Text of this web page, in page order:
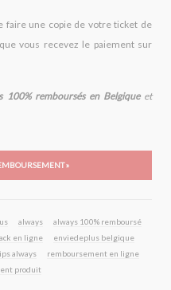
faire une copie de votre ticket de
vous recevez le paiement sur
100% remboursés en Belgiqueet
»
always
always 100% remboursé
en ligne
enviedeplus belgique
always
remboursement en ligne
produit